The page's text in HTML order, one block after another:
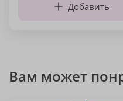
Добавить
Вам может